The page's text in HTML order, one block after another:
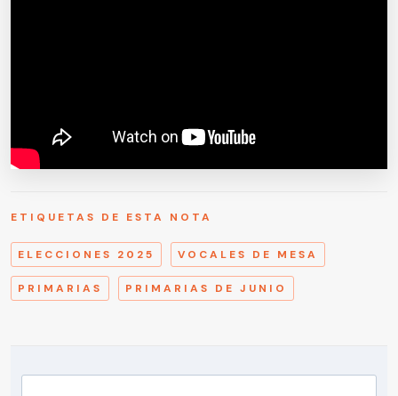
ETIQUETAS DE ESTA NOTA
ELECCIONES 2025 VOCALES DE MESA
PRIMARIAS PRIMARIAS DE JUNIO